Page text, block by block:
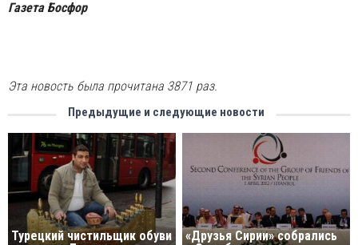
Газета Босфор
Эта новость была прочитана 3871 раз.
Предыдущие и следующие новости
Турецкий чистильщик обуви
«Друзья Сирии» собрались